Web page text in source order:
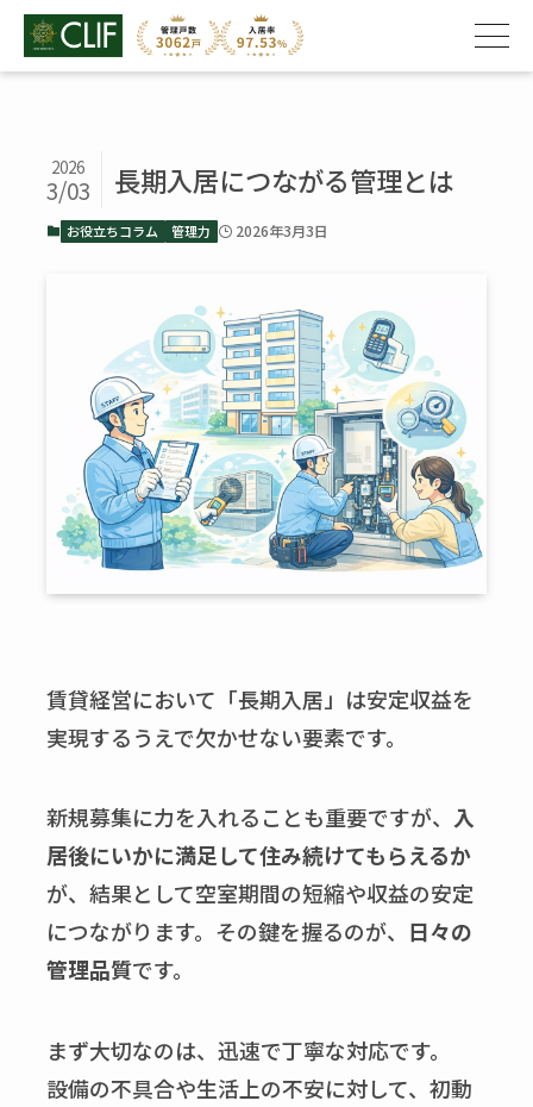
長期入居につながる管理とは
2026
3/03
お役立ちコラム 管理力 2026年3月3日
賃貸経営において「長期入居」は安定収益を
実現するうえで欠かせない要素です。
新規募集に力を入れることも重要ですが、 入
居後にいかに満足して住み続けてもらえるか
が、結果として空室期間の短縮や収益の安定
につながります。その鍵を握るのが、 日々の
管理品質です。
まず大切なのは、迅速で丁寧な対応です。
設備の不具合や生活上の不安に対して、初動